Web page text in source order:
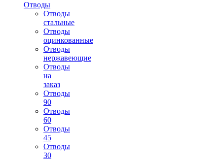
Отводы
Отводы
стальные
Отводы
оцинкованные
Отводы
нержавеющие
Отводы
на
заказ
Отводы
90
Отводы
60
Отводы
45
Отводы
30